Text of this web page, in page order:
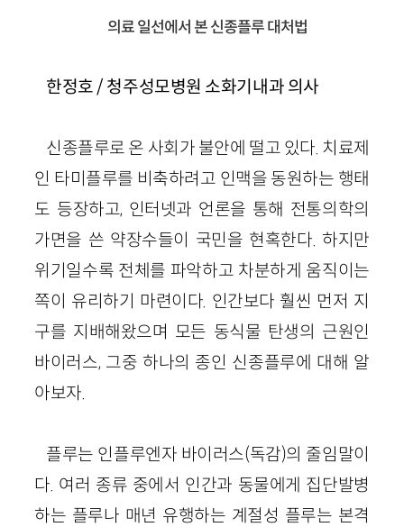
의료 일선에서 본 신종플루 대처법
한정호 / 청주성모병원 소화기내과 의사
신종플루로 온 사회가 불안에 떨고 있다. 치료제
인 타미플루를 비축하려고 인맥을 동원하는 행태
도 등장하고, 인터넷과 언론을 통해 전통의학의
가면을 쓴 약장수들이 국민을 현혹한다. 하지만
위기일수록 전체를 파악하고 차분하게 움직이는
쪽이 유리하기 마련이다. 인간보다 훨씬 먼저 지
구를 지배해왔으며 모든 동식물 탄생의 근원인
바이러스, 그중 하나의 종인 신종플루에 대해 알
아보자.
플루는 인플루엔자 바이러스(독감)의 줄임말이
다. 여러 종류 중에서 인간과 동물에게 집단발병
하는 플루나 매년 유행하는 계절성 플루는 본격